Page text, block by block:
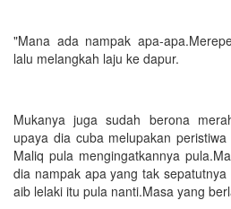
"Mana ada nampak apa-
lalu melangkah laju ke dapur.
Mukanya juga sudah berona
upaya dia cuba melupakan
Maliq pula mengingatkannya
dia nampak apa yang tak
aib lelaki itu pula nanti.Masa yang